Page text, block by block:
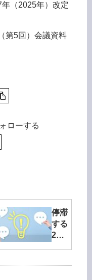
（2025年）改定
第5回）会議資料
ローする
停滞
する
23
制度